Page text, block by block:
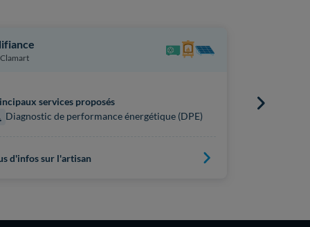
Clamart
services proposés
Diagnostic de performance énergétique (DPE)
d'infos sur l'artisan
Principaux